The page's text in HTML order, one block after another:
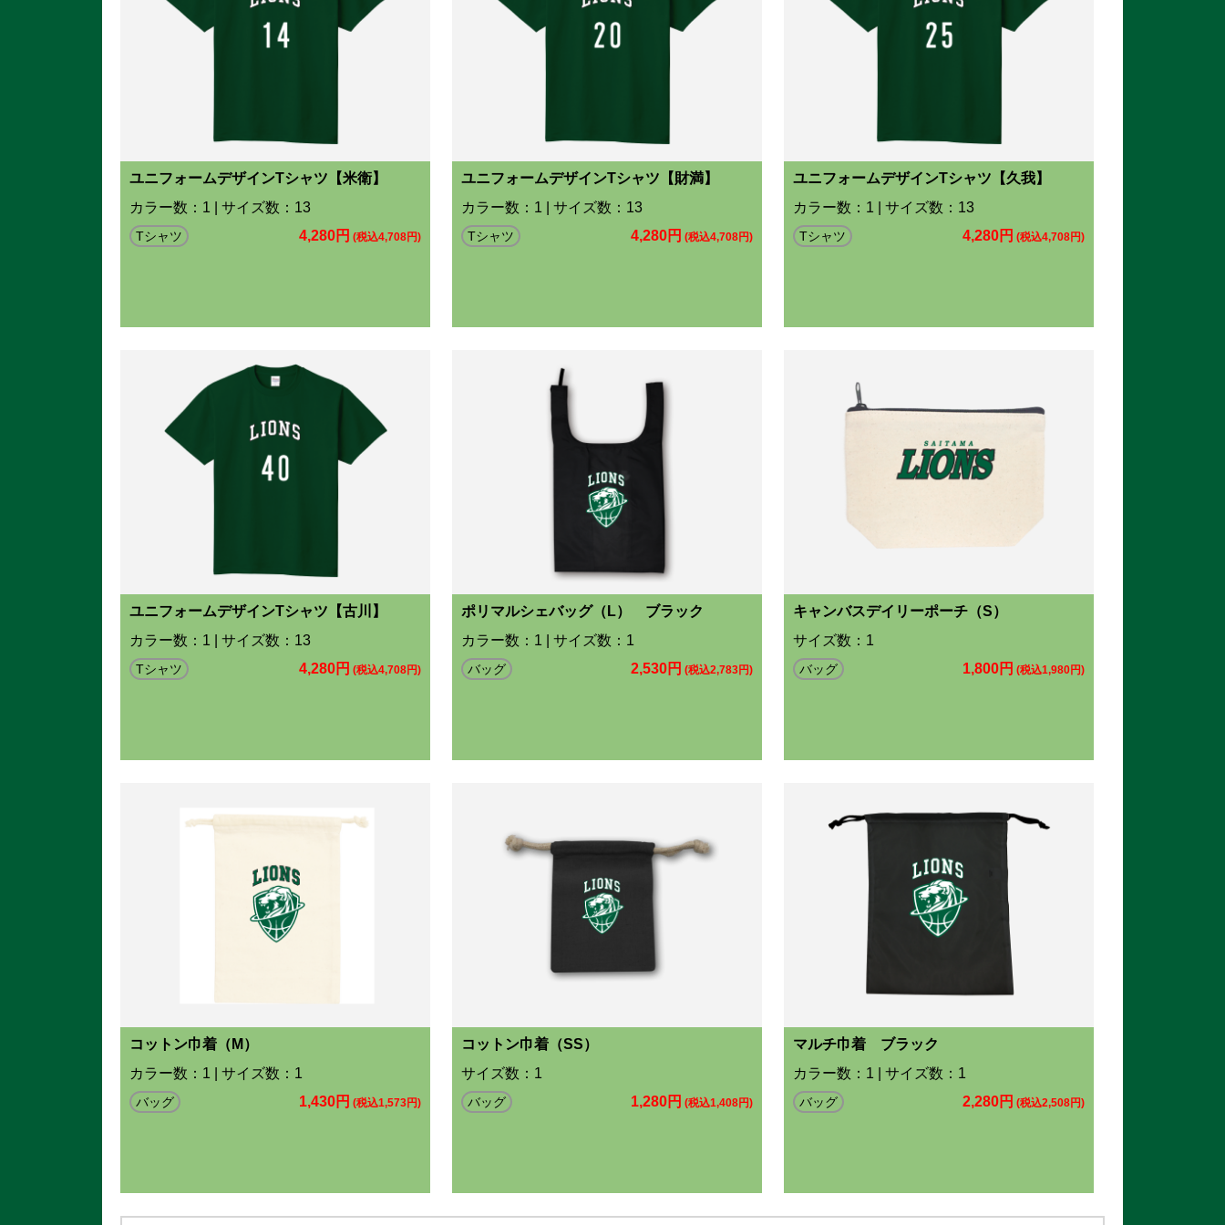
ユニフォームデザインTシャツ【米衛】
カラー数：1 | サイズ数：13
Tシャツ 4,280円 (税込4,708円)
ユニフォームデザインTシャツ【財満】
カラー数：1 | サイズ数：13
Tシャツ 4,280円 (税込4,708円)
ユニフォームデザインTシャツ【久我】
カラー数：1 | サイズ数：13
Tシャツ 4,280円 (税込4,708円)
ユニフォームデザインTシャツ【古川】
カラー数：1 | サイズ数：13
Tシャツ 4,280円 (税込4,708円)
ポリマルシェバッグ（L） ブラック
カラー数：1 | サイズ数：1
バッグ 2,530円 (税込2,783円)
キャンバスデイリーポーチ（S）
サイズ数：1
バッグ 1,800円 (税込1,980円)
コットン巾着（M）
カラー数：1 | サイズ数：1
バッグ 1,430円 (税込1,573円)
コットン巾着（SS）
サイズ数：1
バッグ 1,280円 (税込1,408円)
マルチ巾着 ブラック
カラー数：1 | サイズ数：1
バッグ 2,280円 (税込2,508円)